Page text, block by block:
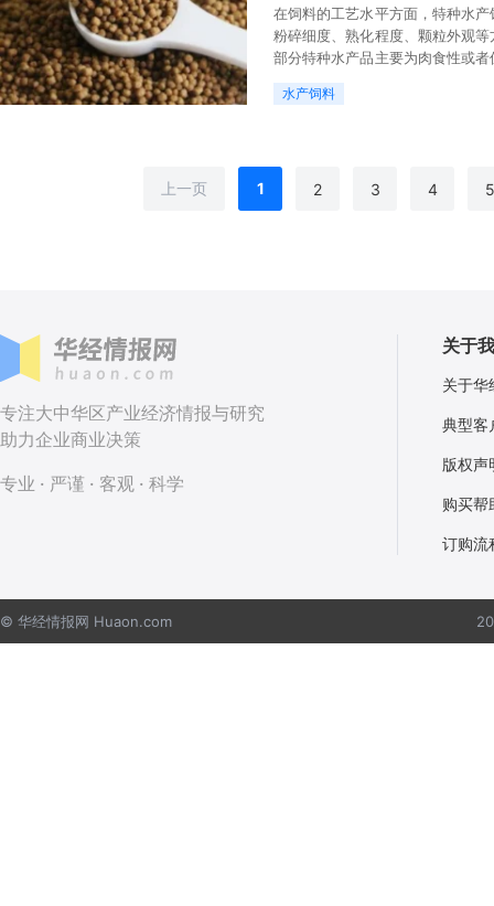
在饲料的工艺水平方面，特种水
粉碎细度、熟化程度、颗粒外观
部分特种水产品主要为肉食性或
本在饲料成本中的占比高于普通水
水产饲料
上一页 1 2 3 4 5
专注大中华区产业经济情报与研究
助力企业商业决策
专业 · 严谨 · 客观 · 科学
关于
关于华
典型客
版权声
购买帮
订购流
© 华经情报网 Huaon.com